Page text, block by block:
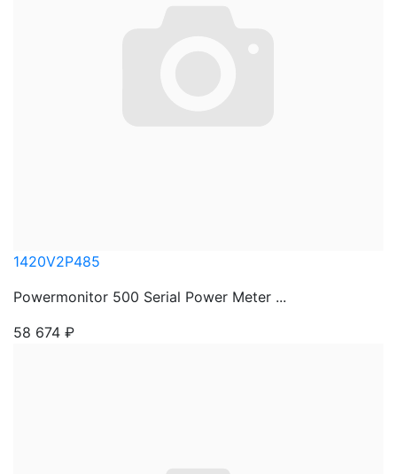
1420V2P485
Powermonitor 500 Serial Power Meter ...
58 674 ₽